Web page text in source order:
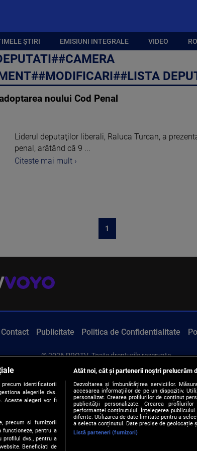
ȘTIRI EMISIUNI INTEGRALE VIDEO
noului Cod Penal
Liderul deputaţilor liberali, Raluca Turcan, a
penal, arătând că 9 ...
Citeste mai mult ›
1
Contact Publicitate Politica de Confidentialitate
© 2026 PROTV. Toate drepturile rezervate.
identificatorii
alegerile dvs.
Aceste alegeri vor fi
precum si furnizorii
pentru a
dvs., pentru a
Beneficiati de
Atât noi, cât și partenerii noștri prelucrăm
Dezvoltarea și îmbunătățirea serviciilor.
accesarea informațiilor de pe un dispozitiv.
personalizat. Crearea profilurilor de conținut
publicității personalizate. Crearea
performanței conținutului. Înțelegerea
diferite. Utilizarea de date limitate pentru a
a selecta conținutul. Date precise de geolocație
Listă parteneri (furnizori)